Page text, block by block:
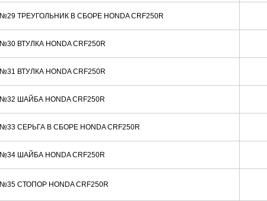
№29 ТРЕУГОЛЬНИК В СБОРЕ HONDA CRF250R
№30 ВТУЛКА HONDA CRF250R
№31 ВТУЛКА HONDA CRF250R
№32 ШАЙБА HONDA CRF250R
№33 СЕРЬГА В СБОРЕ HONDA CRF250R
№34 ШАЙБА HONDA CRF250R
№35 СТОПОР HONDA CRF250R